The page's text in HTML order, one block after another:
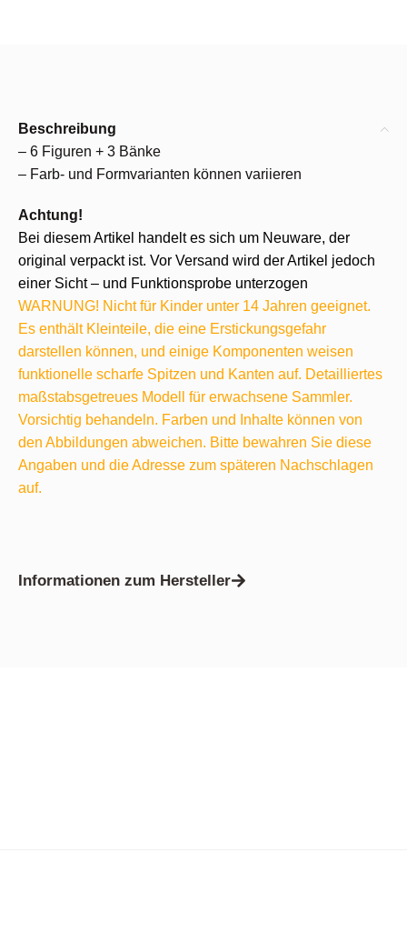
Beschreibung
– 6 Figuren + 3 Bänke
– Farb- und Formvarianten können variieren
Achtung!
Bei diesem Artikel handelt es sich um Neuware, der
original verpackt ist. Vor Versand wird der Artikel jedoch
einer Sicht – und Funktionsprobe unterzogen
WARNUNG! Nicht für Kinder unter 14 Jahren geeignet.
Es enthält Kleinteile, die eine Erstickungsgefahr
darstellen können, und einige Komponenten weisen
funktionelle scharfe Spitzen und Kanten auf. Detailliertes
maßstabsgetreues Modell für erwachsene Sammler.
Vorsichtig behandeln. Farben und Inhalte können von
den Abbildungen abweichen. Bitte bewahren Sie diese
Angaben und die Adresse zum späteren Nachschlagen
auf.
Informationen zum Hersteller